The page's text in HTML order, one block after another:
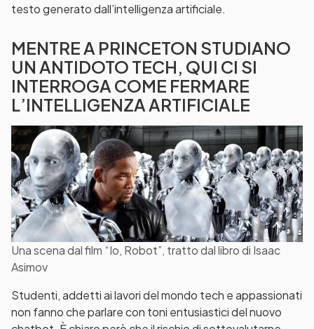
testo generato dall’intelligenza artificiale.
MENTRE A PRINCETON STUDIANO
UN ANTIDOTO TECH, QUI CI SI
INTERROGA COME FERMARE
L’INTELLIGENZA ARTIFICIALE
Una scena dal film “Io, Robot”, tratto dal libro di Isaac
Asimov
Studenti, addetti ai lavori del mondo tech e appassionati
non fanno che parlare con toni entusiastici del nuovo